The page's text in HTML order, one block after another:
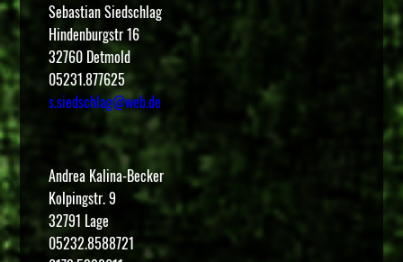
Sebastian Siedschlag
Hindenburgstr 16
32760 Detmold
05231.877625
s.siedschlag@web.de
Andrea Kalina-Becker
Kolpingstr. 9
32791 Lage
05232.8588721